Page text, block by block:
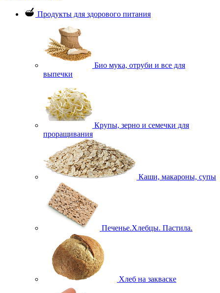
Продукты для здорового питания
Био мука, отруби и все для
выпечки
Крупы, зерно и семечки для
проращивания
Каши, макароны, супы
Печенье.Хлебцы. Пастила.
Хлеб на закваске